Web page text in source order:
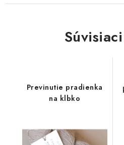
Previnutie pradienka
na klbko